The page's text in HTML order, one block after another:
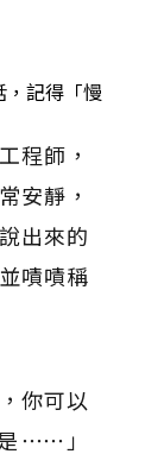
記得「慢
程師，
安靜，
出來的
嘖嘖稱
你可以
⋯⋯」